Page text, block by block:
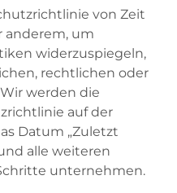
von Zeit
anderem, um
widerzuspiegeln,
rechtlichen oder
werden die
auf der
Datum „Zuletzt
alle weiteren
unternehmen.